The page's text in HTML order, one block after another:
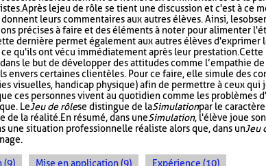
Après le jeu de rôle se tient une discussion et c'est à ce
leurs commentaires aux autres élèves. Ainsi, les
précises à faire et des éléments à noter pour alimenter
dernière permet également aux autres élèves d'exprimer
qu'ils ont vécu immédiatement après leur prestation.
le but de développer des attitudes comme l’empathie
envers certaines clientèles. Pour ce faire, elle simule des
visuelles, handicap physique) afin de permettre à ceux qui
ces personnes vivent au quotidien comme les problèmes
LeJeu de rôlese distingue de laSimulationpar le
de la réalité. En résumé, dans uneSimulation, l'élève joue
une situation professionnelle réaliste alors que, dans unJeu
(9) Mise en application (9) Expérience (10)